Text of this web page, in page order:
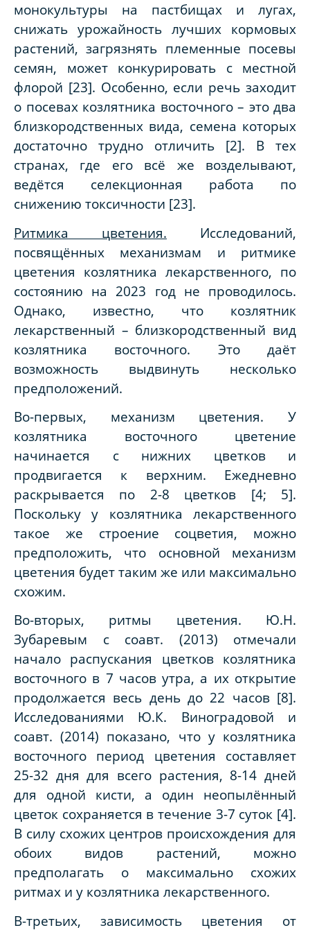
монокультуры на пастбищах и лугах,
снижать урожайность лучших кормовых
растений, загрязнять племенные посевы
семян, может конкурировать с местной
флорой [23]. Особенно, если речь заходит
о посевах козлятника восточного – это два
близкородственных вида, семена которых
достаточно трудно отличить [2]. В тех
странах, где его всё же возделывают,
ведётся селекционная работа по
снижению токсичности [23].
Ритмика цветения. Исследований,
посвящённых механизмам и ритмике
цветения козлятника лекарственного, по
состоянию на 2023 год не проводилось.
Однако, известно, что козлятник
лекарственный – близкородственный вид
козлятника восточного. Это даёт
возможность выдвинуть несколько
предположений.
Во-первых, механизм цветения. У
козлятника восточного цветение
начинается с нижних цветков и
продвигается к верхним. Ежедневно
раскрывается по 2-8 цветков [4; 5].
Поскольку у козлятника лекарственного
такое же строение соцветия, можно
предположить, что основной механизм
цветения будет таким же или максимально
схожим.
Во-вторых, ритмы цветения. Ю.Н.
Зубаревым с соавт. (2013) отмечали
начало распускания цветков козлятника
восточного в 7 часов утра, а их открытие
продолжается весь день до 22 часов [8].
Исследованиями Ю.К. Виноградовой и
соавт. (2014) показано, что у козлятника
восточного период цветения составляет
25-32 дня для всего растения, 8-14 дней
для одной кисти, а один неопылённый
цветок сохраняется в течение 3-7 суток [4].
В силу схожих центров происхождения для
обоих видов растений, можно
предполагать о максимально схожих
ритмах и у козлятника лекарственного.
В-третьих, зависимость цветения от